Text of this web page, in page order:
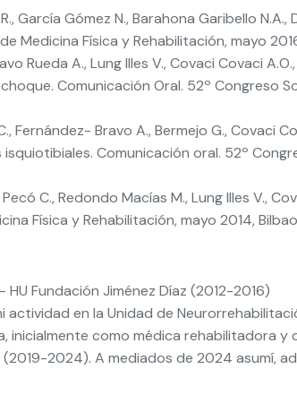
García Gómez N., Barahona Garibello
Medicina Física y Rehabilitación, mayo
Rueda A., Lung Illes V., Covaci Covaci
Comunicación Oral. 52º Congreso
Fernández- Bravo A., Bermejo G., Covaci
Comunicación oral. 52º
C., Redondo Macías M., Lung Illes V.,
Física y Rehabilitación, mayo 2014, Bilbao
Fundación Jiménez Díaz (2012-2016)
en la Unidad de
inicialmente como médica rehabilitadora
2024). A mediados de 2024 asumí,